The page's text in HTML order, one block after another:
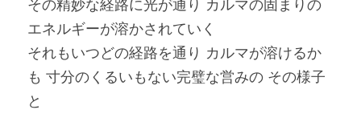
その精妙な経路に光が通り カルマの固まりの
エネルギーが溶かされていく
それもいつどの経路を通り カルマが溶けるか
も 寸分のくるいもない完璧な営みの その様子
と